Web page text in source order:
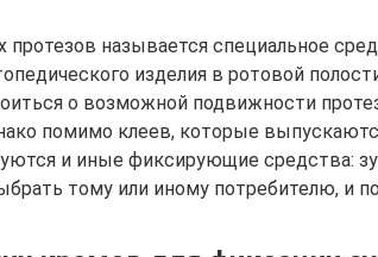
протезов называется специальное
изделия в ротовой
о возможной подвижности
помимо клеев, которые
и иные фиксирующие средства:
тому или иному потребителю, и